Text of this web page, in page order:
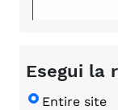
Esegui la
Entire site